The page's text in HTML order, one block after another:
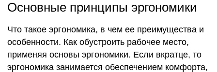
Основные принципы эргономики
Что такое эргономика, в чем ее преимущества и
особенности. Как обустроить рабочее место,
применяя основы эргономики. Если вкратце, то
эргономика занимается обеспечением комфорта,